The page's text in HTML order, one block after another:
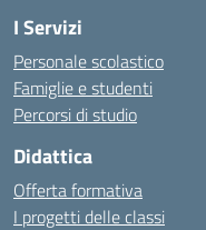
I Servizi
Personale scolastico
Famiglie e studenti
Percorsi di studio
Didattica
Offerta formativa
I progetti delle classi